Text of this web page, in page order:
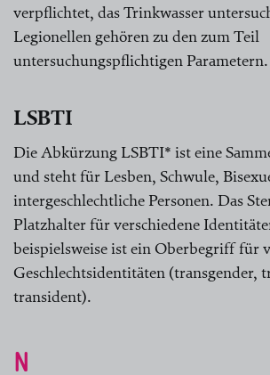
verpflichtet, das Trinkwasser
Legionellen gehören zu den zum Teil
untersuchungspflichtigen Parametern.
LSBTI
Die Abkürzung LSBTI* ist eine
und steht für Lesben, Schwule,
intergeschlechtliche Personen. Das
Platzhalter für verschiedene
beispielsweise ist ein Oberbegriff für
Geschlechtsidentitäten (transgender,
transident).
N